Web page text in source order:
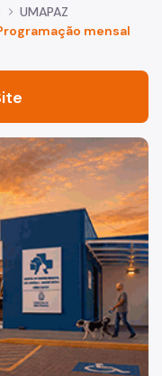
UMAPAZ
mensal
uma gata rajada,